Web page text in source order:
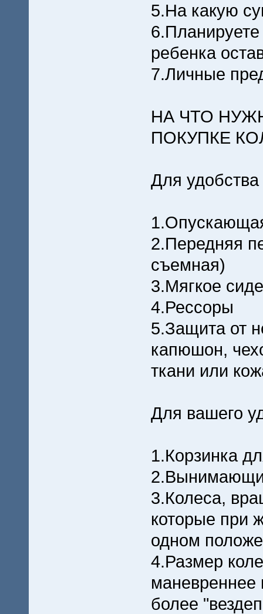
5.На какую
ребенка
7.Личные
НА ЧТО
ПОКУПКЕ
Для
2.Передняя
съемная)
3.Мягкое
4.Рессоры
5.Защита от
капюшон,
ткани или
Для вашего
1.Корзинка
3.Колеса,
которые при
одном
4.Размер
маневреннее
более